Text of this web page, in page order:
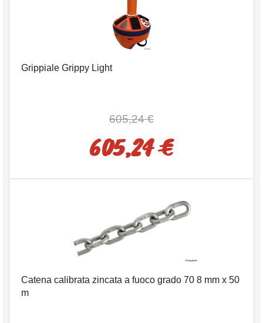
Grippiale Grippy Light
605,24 €
605,24 €
Catena calibrata zincata a fuoco grado 70 8 mm x 50
m